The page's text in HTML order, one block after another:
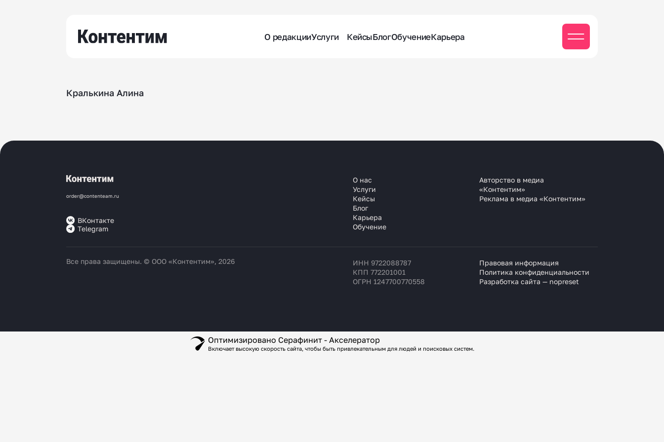
О редакцииУслуги КейсыБлогОбучениеКарьера
Кралькина Алина
order@contenteam.ru
ВКонтакте
Telegram
О нас
Услуги
Кейсы
Блог
Карьера
Обучение
Авторство в медиа
«Контентим»
Реклама в медиа «Контентим»
Все права защищены. © ООО «Контентим», 2026
ИНН 9722088787
КПП 772201001
ОГРН 1247700770558
Правовая информация
Политика конфиденциальности
Разработка сайта — nopreset
Оптимизировано Серафинит - Акселератор
Включает высокую скорость сайта, чтобы быть привлекательным для людей и поисковых систем.